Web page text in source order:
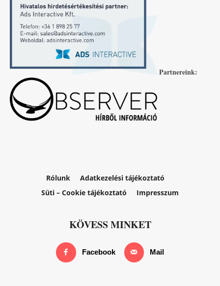
Partnereink:
Rólunk
Adatkezelési tájékoztató
Süti – Cookie tájékoztató
Impresszum
KÖVESS MINKET
Facebook Mail